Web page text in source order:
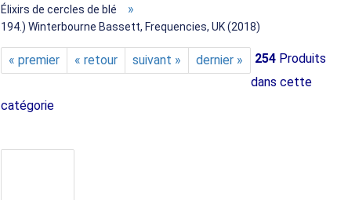
Élixirs de cercles de blé »
194.) Winterbourne Bassett, Frequencies, UK (2018)
« premier « retour suivant » dernier » 254 Produits
dans cette
catégorie